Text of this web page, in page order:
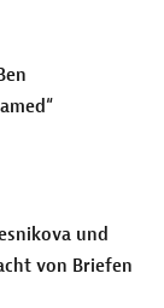
und
von Briefen